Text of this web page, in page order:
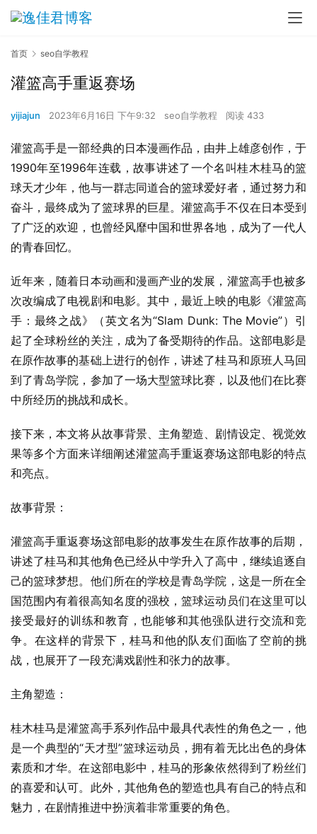
首页 seo自学教程
灌篮高手重返赛场
yijiajun 2023年6月16日 下午9:32 seo自学教程 阅读 433
灌篮高手是一部经典的日本漫画作品，由井上雄彦创作，于
1990年至1996年连载，故事讲述了一个名叫桂木桂马的篮
球天才少年，他与一群志同道合的篮球爱好者，通过努力和
奋斗，最终成为了篮球界的巨星。灌篮高手不仅在日本受到
了广泛的欢迎，也曾经风靡中国和世界各地，成为了一代人
的青春回忆。
近年来，随着日本动画和漫画产业的发展，灌篮高手也被多
次改编成了电视剧和电影。其中，最近上映的电影《灌篮高
手：最终之战》（英文名为“Slam Dunk: The Movie”）引
起了全球粉丝的关注，成为了备受期待的作品。这部电影是
在原作故事的基础上进行的创作，讲述了桂马和原班人马回
到了青岛学院，参加了一场大型篮球比赛，以及他们在比赛
中所经历的挑战和成长。
接下来，本文将从故事背景、主角塑造、剧情设定、视觉效
果等多个方面来详细阐述灌篮高手重返赛场这部电影的特点
和亮点。
故事背景：
灌篮高手重返赛场这部电影的故事发生在原作故事的后期，
讲述了桂马和其他角色已经从中学升入了高中，继续追逐自
己的篮球梦想。他们所在的学校是青岛学院，这是一所在全
国范围内有着很高知名度的强校，篮球运动员们在这里可以
接受最好的训练和教育，也能够和其他强队进行交流和竞
争。在这样的背景下，桂马和他的队友们面临了空前的挑
战，也展开了一段充满戏剧性和张力的故事。
主角塑造：
桂木桂马是灌篮高手系列作品中最具代表性的角色之一，他
是一个典型的“天才型”篮球运动员，拥有着无比出色的身体
素质和才华。在这部电影中，桂马的形象依然得到了粉丝们
的喜爱和认可。此外，其他角色的塑造也具有自己的特点和
魅力，在剧情推进中扮演着非常重要的角色。